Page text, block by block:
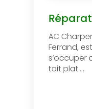
AC
Ferrand,
s’occuper
toit plat....